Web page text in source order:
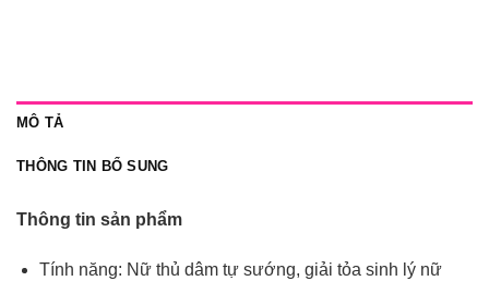
MÔ TẢ
THÔNG TIN BỔ SUNG
Thông tin sản phẩm
Tính năng: Nữ thủ dâm tự sướng, giải tỏa sinh lý nữ